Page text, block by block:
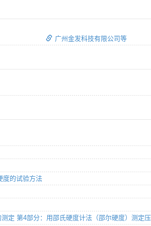
广州金发科技有限公司等
度的试验方法
定 第4部分：用邵氏硬度计法（邵尔硬度）测定